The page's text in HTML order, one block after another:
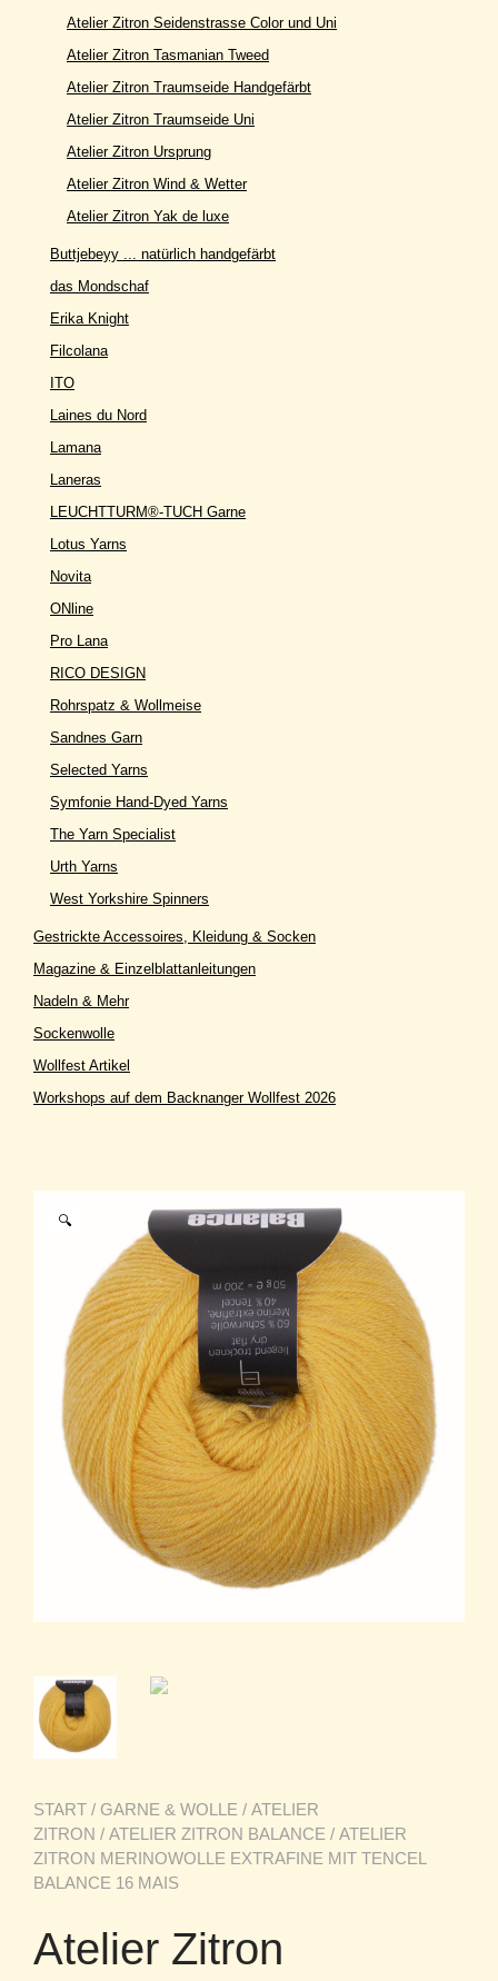
🔍
START / GARNE & WOLLE / ATELIER
ZITRON / ATELIER ZITRON BALANCE / ATELIER
ZITRON MERINOWOLLE EXTRAFINE MIT TENCEL
BALANCE 16 MAIS
Atelier Zitron
Atelier Zitron Seidenstrasse Color und Uni
Atelier Zitron Tasmanian Tweed
Atelier Zitron Traumseide Handgefärbt
Atelier Zitron Traumseide Uni
Atelier Zitron Ursprung
Atelier Zitron Wind & Wetter
Atelier Zitron Yak de luxe
Buttjebeyy ... natürlich handgefärbt
das Mondschaf
Erika Knight
Filcolana
ITO
Laines du Nord
Lamana
Laneras
LEUCHTTURM®-TUCH Garne
Lotus Yarns
Novita
ONline
Pro Lana
RICO DESIGN
Rohrspatz & Wollmeise
Sandnes Garn
Selected Yarns
Symfonie Hand-Dyed Yarns
The Yarn Specialist
Urth Yarns
West Yorkshire Spinners
Gestrickte Accessoires, Kleidung & Socken
Magazine & Einzelblattanleitungen
Nadeln & Mehr
Sockenwolle
Wollfest Artikel
Workshops auf dem Backnanger Wollfest 2026